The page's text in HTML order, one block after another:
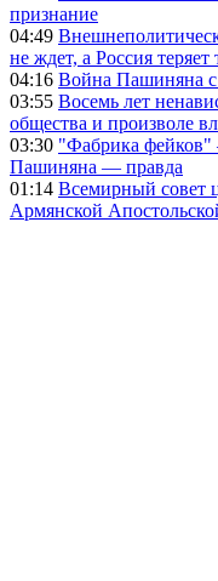
признание
04:49
не ждет, а Россия теряет
04:16 Война Пашиняна с
03:55 Восемь лет
общества и произволе
03:30 "Фабрика фейков"
Пашиняна — правда
01:14 Всемирный совет
Армянской